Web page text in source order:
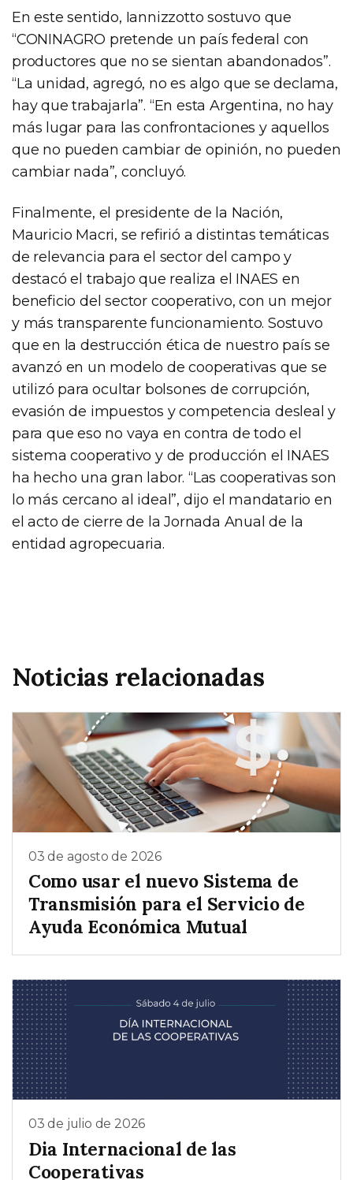
En este sentido, Iannizzotto sostuvo que
“CONINAGRO pretende un país federal con
productores que no se sientan abandonados”.
“La unidad, agregó, no es algo que se declama,
hay que trabajarla”. “En esta Argentina, no hay
más lugar para las confrontaciones y aquellos
que no pueden cambiar de opinión, no pueden
cambiar nada”, concluyó.
Finalmente, el presidente de la Nación,
Mauricio Macri, se refirió a distintas temáticas
de relevancia para el sector del campo y
destacó el trabajo que realiza el INAES en
beneficio del sector cooperativo, con un mejor
y más transparente funcionamiento. Sostuvo
que en la destrucción ética de nuestro país se
avanzó en un modelo de cooperativas que se
utilizó para ocultar bolsones de corrupción,
evasión de impuestos y competencia desleal y
para que eso no vaya en contra de todo el
sistema cooperativo y de producción el INAES
ha hecho una gran labor. “Las cooperativas son
lo más cercano al ideal”, dijo el mandatario en
el acto de cierre de la Jornada Anual de la
entidad agropecuaria.
Noticias relacionadas
03 de agosto de 2026
Como usar el nuevo Sistema de
Transmisión para el Servicio de
Ayuda Económica Mutual
03 de julio de 2026
Dia Internacional de las
Cooperativas